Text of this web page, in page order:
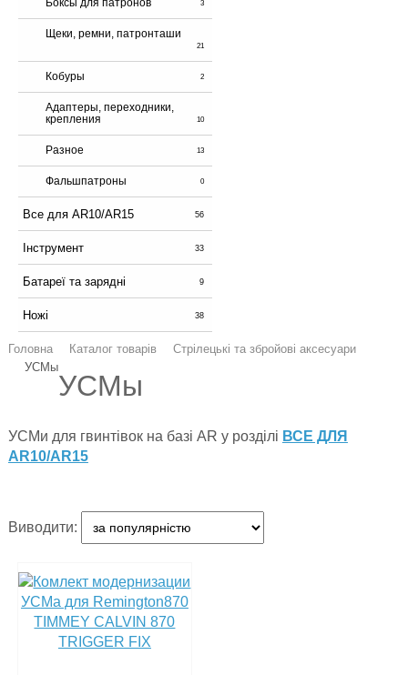
Боксы для патронов 3
Щеки, ремни, патронташи
21
Кобуры 2
Адаптеры, переходники,
крепления
10
Разное 13
Фальшпатроны 0
Все для AR10/AR15 56
Інструмент 33
Батареї та зарядні 9
Ножі 38
Головна Каталог товарів
Стрілецькі та збройові аксесуари
УСМы
УСМы
УСМи для гвинтівок на базі AR у розділі ВСЕ ДЛЯ
AR10/AR15
Виводити: